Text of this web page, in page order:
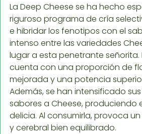
La Deep Cheese se ha hecho
riguroso programa de cría
e hibridar los fenotipos con el
intenso entre las variedades
lugar a esta penetrante señorita.
cuenta con una proporción de
mejorada y una potencia
Además, se han intensificado
sabores a Cheese, produciendo
delicia. Al consumirla, provoca
y cerebral bien equilibrado.